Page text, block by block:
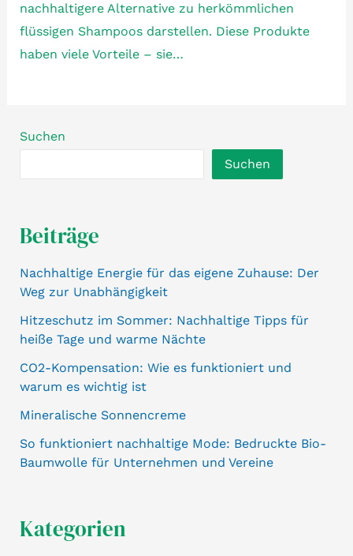
nachhaltigere Alternative zu herkömmlichen
flüssigen Shampoos darstellen. Diese Produkte
haben viele Vorteile – sie…
Suchen
Suchen
Beiträge
Nachhaltige Energie für das eigene Zuhause: Der
Weg zur Unabhängigkeit
Hitzeschutz im Sommer: Nachhaltige Tipps für
heiße Tage und warme Nächte
CO2-Kompensation: Wie es funktioniert und
warum es wichtig ist
Mineralische Sonnencreme
So funktioniert nachhaltige Mode: Bedruckte Bio-
Baumwolle für Unternehmen und Vereine
Kategorien